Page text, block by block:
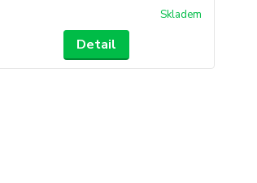
Skladem
Detail